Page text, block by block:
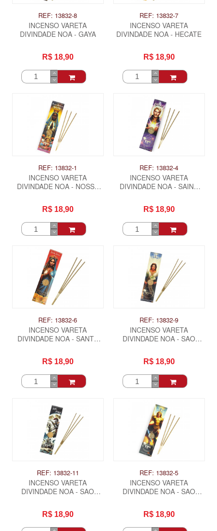
REF: 13832-8
INCENSO VARETA
DIVINDADE NOA - GAYA
R$ 18,90
REF: 13832-7
INCENSO VARETA
DIVINDADE NOA - HECATE
R$ 18,90
REF: 13832-1
INCENSO VARETA
DIVINDADE NOA - NOSSA
R$ 18,90
REF: 13832-4
INCENSO VARETA
DIVINDADE NOA - SAINT
R$ 18,90
REF: 13832-6
INCENSO VARETA
DIVINDADE NOA - SANTA
R$ 18,90
REF: 13832-9
INCENSO VARETA
DIVINDADE NOA - SAO
R$ 18,90
REF: 13832-11
INCENSO VARETA
DIVINDADE NOA - SAO
R$ 18,90
REF: 13832-5
INCENSO VARETA
DIVINDADE NOA - SAO
R$ 18,90